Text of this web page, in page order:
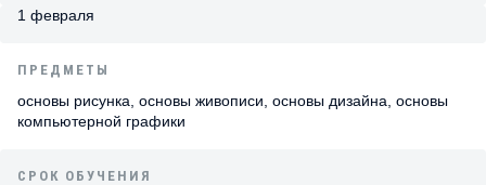
1 февраля
ПРЕДМЕТЫ
основы рисунка, основы живописи, основы дизайна, основы
компьютерной графики
СРОК ОБУЧЕНИЯ